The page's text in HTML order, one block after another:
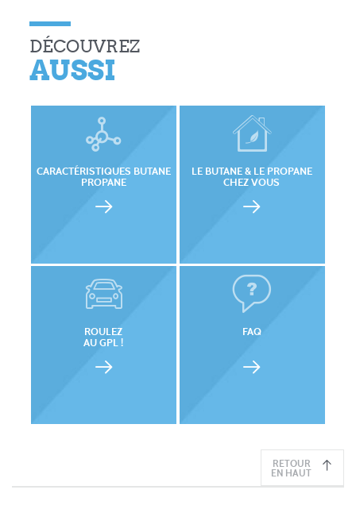
DÉCOUVREZ
AUSSI
CARACTÉRISTIQUES BUTANE
PROPANE
LE BUTANE & LE PROPANE
CHEZ VOUS
ROULEZ
AU GPL !
FAQ
RETOUR
EN HAUT